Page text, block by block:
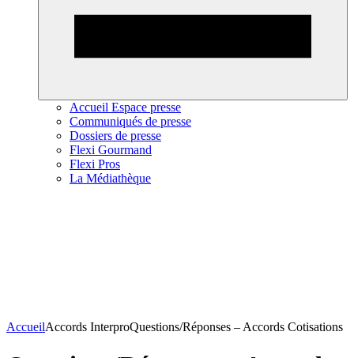
Accueil Espace presse
Communiqués de presse
Dossiers de presse
Flexi Gourmand
Flexi Pros
La Médiathèque
AccueilAccords InterproQuestions/Réponses – Accords Cotisations